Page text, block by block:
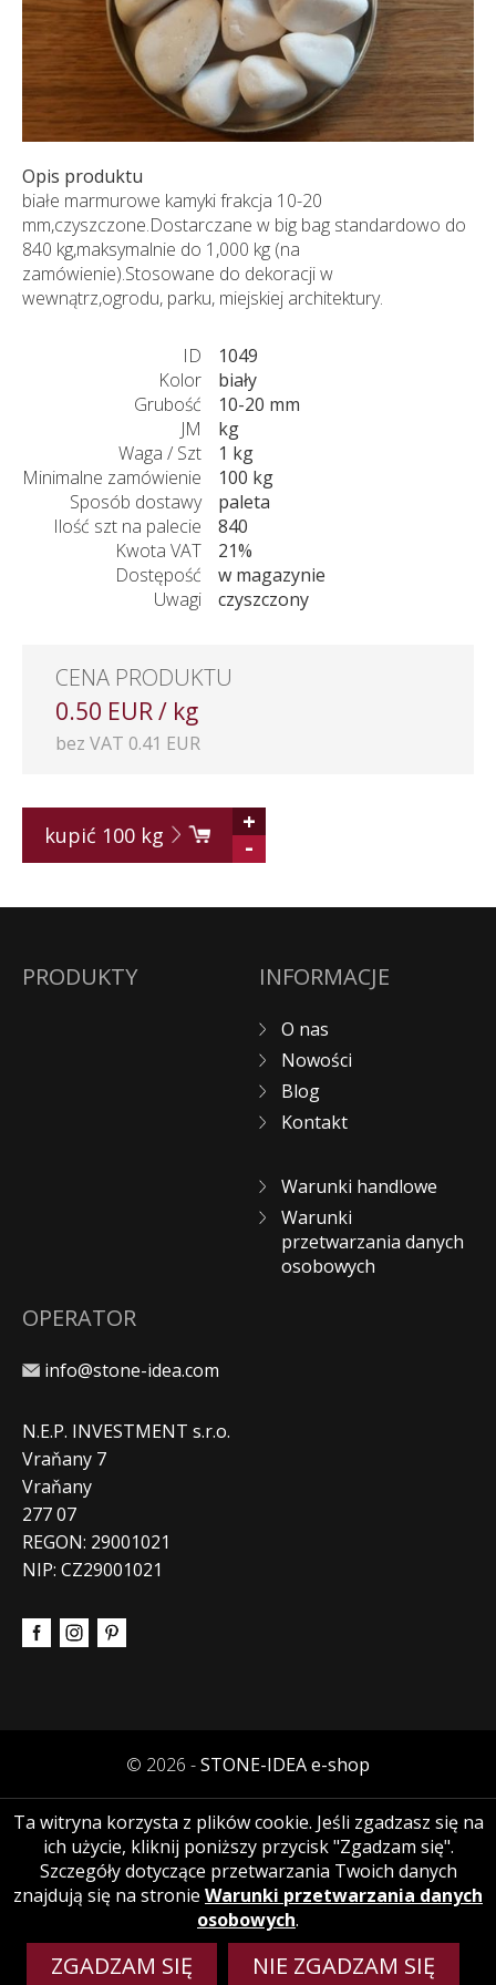
Opis produktu
białe marmurowe kamyki frakcja 10-20
mm,czyszczone.Dostarczane w big bag standardowo do
840 kg,maksymalnie do 1,000 kg (na
zamówienie).Stosowane do dekoracji w
wewnątrz,ogrodu, parku, miejskiej architektury.
ID
1049
Kolor
biały
Grubość
10-20 mm
JM
kg
Waga / Szt
1 kg
Minimalne zamówienie
100 kg
Sposób dostawy
paleta
Ilość szt na palecie
840
Kwota VAT
21%
Dostępość
w magazynie
Uwagi
czyszczony
CENA PRODUKTU
0.50 EUR / kg
bez VAT 0.41 EUR
kupić 100 kg
+
-
PRODUKTY INFORMACJE
O nas
Nowości
Blog
Kontakt
Warunki handlowe
Warunki
przetwarzania danych
osobowych
OPERATOR
info@stone-idea.com
N.E.P. INVESTMENT s.r.o.
Vraňany 7
Vraňany
277 07
REGON: 29001021
NIP: CZ29001021
© 2026 -STONE-IDEA e-shop
Ta witryna korzysta z plików cookie. Jeśli zgadzasz się na
ich użycie, kliknij poniższy przycisk "Zgadzam się".
Szczegóły dotyczące przetwarzania Twoich danych
znajdują się na stronie Warunki przetwarzania danych
osobowych.